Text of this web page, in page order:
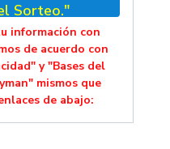
Sorteo."
información con
de acuerdo con
y "Bases del
mismos que
de abajo: